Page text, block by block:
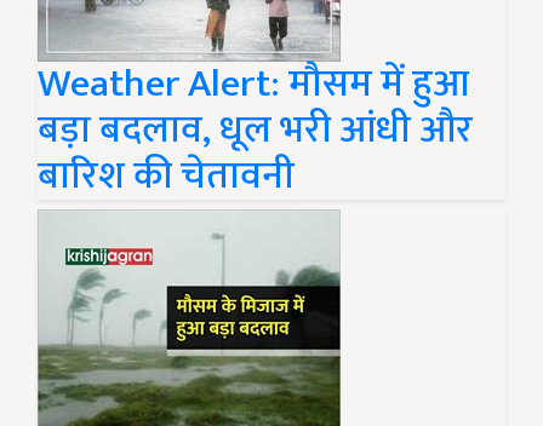
Weather Alert: मौसम में हुआ
बड़ा बदलाव, धूल भरी आंधी और
बारिश की चेतावनी